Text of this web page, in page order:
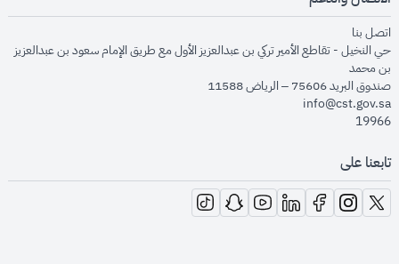
اتصل بنا
حي النخيل - تقاطع الأمير تركي بن عبدالعزيز الأول مع طريق الإمام سعود بن عبدالعزيز
بن محمد
صندوق البريد 75606 – الرياض 11588
info@cst.gov.sa
19966
تابعنا على
opens in new window
opens in new window
opens in new window
opens in new window
opens in new window
opens in new window
opens in new window